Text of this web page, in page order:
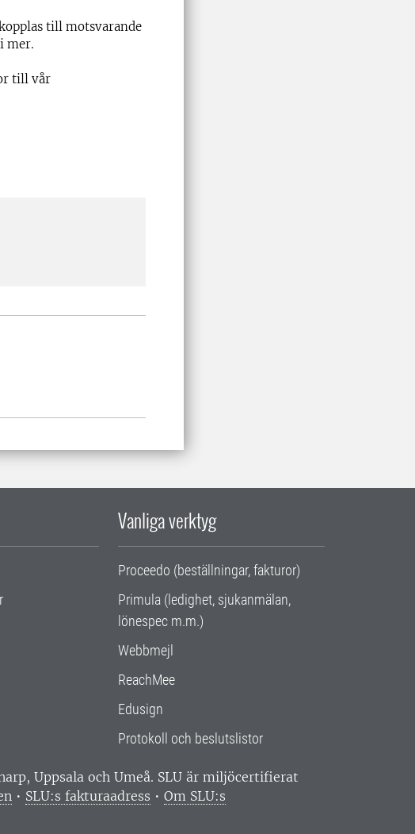
till motsvarande
mer.
till vår
Vanliga verktyg
Proceedo (beställningar, fakturor)
Primula (ledighet, sjukanmälan,
lönespec m.m.)
Webbmejl
ReachMee
Edusign
Protokoll och beslutslistor
Uppsala och Umeå. SLU är miljöcertifierat
• SLU:s fakturaadress • Om SLU:s